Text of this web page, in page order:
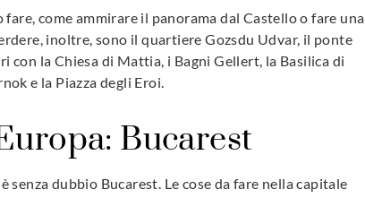
come ammirare il panorama dal Castello o fare una
inoltre, sono il quartiere Gozsdu Udvar, il ponte
con la Chiesa di Mattia, i Bagni Gellert, la Basilica di
e la Piazza degli Eroi.
Bucarest
dubbio Bucarest. Le cose da fare nella capitale